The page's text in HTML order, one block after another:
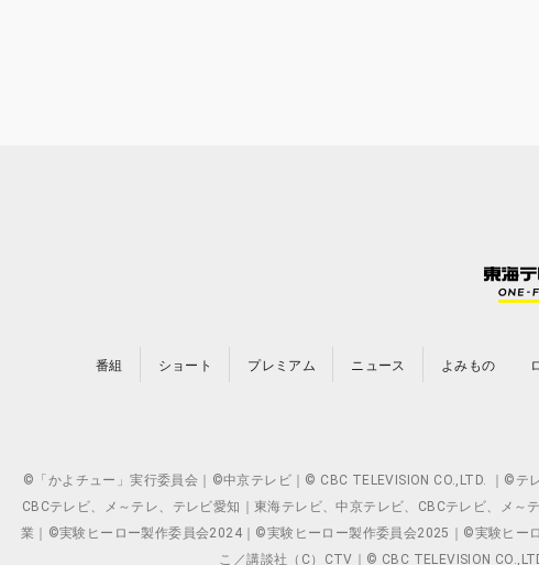
番組 ショート プレミアム ニュース よみもの
©「かよチュー」実行委員会｜©中京テレビ｜© CBC TELEVISION CO.,LTD. ｜©
CBCテレビ、メ～テレ、テレビ愛知｜東海テレビ、中京テレビ、CBCテレビ、メ
業｜©実験ヒーロー製作委員会2024｜©実験ヒーロー製作委員会2025｜©実験ヒー
こ／講談社（C）CTV｜© CBC TELEVISION